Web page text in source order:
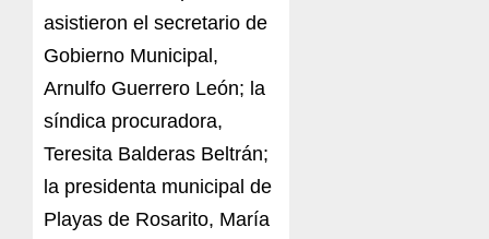
asistieron el secretario de
Gobierno Municipal,
Arnulfo Guerrero León; la
síndica procuradora,
Teresita Balderas Beltrán;
la presidenta municipal de
Playas de Rosarito, María